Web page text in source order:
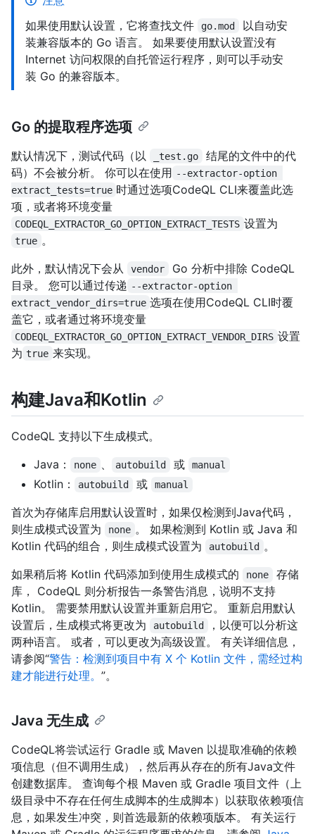
如果使用默认设置，它将查找文件
go.mod
以自动安
装兼容版本的 Go 语言。 如果要使用默认设置没有
Internet 访问权限的自托管运行程序，则可以手动安
装 Go 的兼容版本。
Go 的提取程序选项
默认情况下，测试代码（以 _test.go
结尾的文件中的代
码）不会被分析。 你可以在使用 --extractor-option
extract_tests=true 时通过选项CodeQL CLI来覆盖此选
项，或者将环境变量
CODEQL_EXTRACTOR_GO_OPTION_EXTRACT_TESTS 设置为
true 。
此外，默认情况下会从
vendor
Go 分析中排除 CodeQL
目录。 您可以通过传递 --extractor-option
extract_vendor_dirs=true 选项在使用CodeQL CLI时覆
盖它，或者通过将环境变量
CODEQL_EXTRACTOR_GO_OPTION_EXTRACT_VENDOR_DIRS 设置
为 true 来实现。
构建Java和Kotlin
CodeQL 支持以下生成模式。
Java：
none autobuild 或 manual
Kotlin： autobuild 或 manual
首次为存储库启用默认设置时，如果仅检测到Java代码，
则生成模式设置为
none 。 如果检测到 Kotlin 或 Java 和
Kotlin 代码的组合，则生成模式设置为
autobuild
。
如果稍后将 Kotlin 代码添加到使用生成模式的
none
存储
库， CodeQL 则分析报告一条警告消息，说明不支持
Kotlin。 需要禁用默认设置并重新启用它。 重新启用默认
设置后，生成模式将更改为
autobuild
，以便可以分析这
两种语言。 或者，可以更改为高级设置。 有关详细信息，
请参阅“警告：检测到项目中有 X 个 Kotlin 文件，需经过构
建才能进行处理。 ”。
Java 无生成
CodeQL将尝试运行 Gradle 或 Maven 以提取准确的依赖
项信息（但不调用生成），然后再从存在的所有Java文件
创建数据库。 查询每个根 Maven 或 Gradle 项目文件（上
级目录中不存在任何生成脚本的生成脚本）以获取依赖项信
息，如果发生冲突，则首选最新的依赖项版本。 有关运行